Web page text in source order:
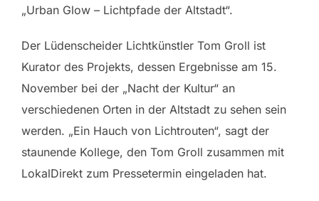
„Urban Glow – Lichtpfade der Altstadt“.
Der Lüdenscheider Lichtkünstler Tom Groll ist
Kurator des Projekts, dessen Ergebnisse am 15.
November bei der „Nacht der Kultur“ an
verschiedenen Orten in der Altstadt zu sehen sein
werden. „Ein Hauch von Lichtrouten“, sagt der
staunende Kollege, den Tom Groll zusammen mit
LokalDirekt zum Pressetermin eingeladen hat.